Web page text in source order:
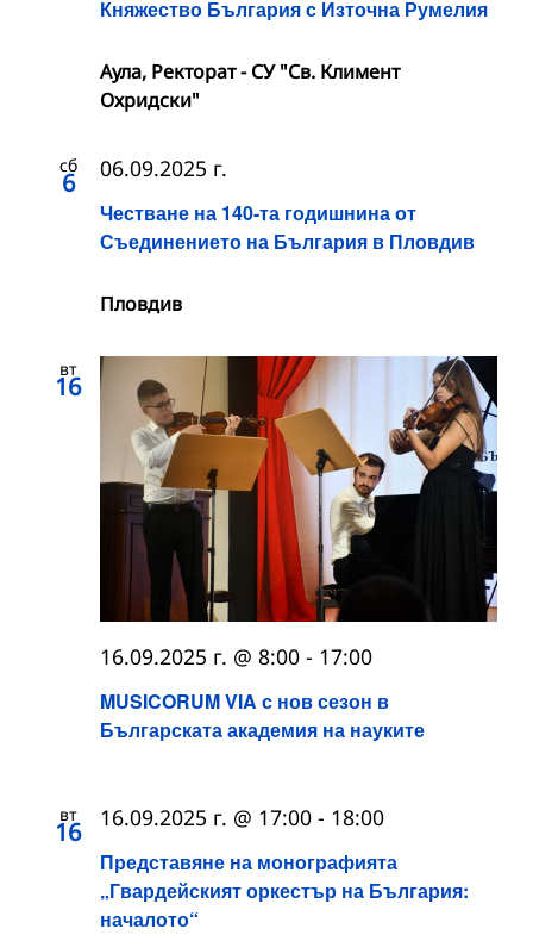
Княжество България с Източна Румелия
Аула, Ректорат - СУ "Св. Климент
Охридски"
сб
6
Честване на 140-та годишнина от
Съединението на България в Пловдив
06.09.2025 г.
Пловдив
вт
16
MUSICORUM VIA с нов сезон в
Българската академия на науките
16.09.2025 г. @ 8:00 - 17:00
вт
16
Представяне на монографията
„Гвардейският оркестър на България:
началото“
16.09.2025 г. @ 17:00 - 18:00